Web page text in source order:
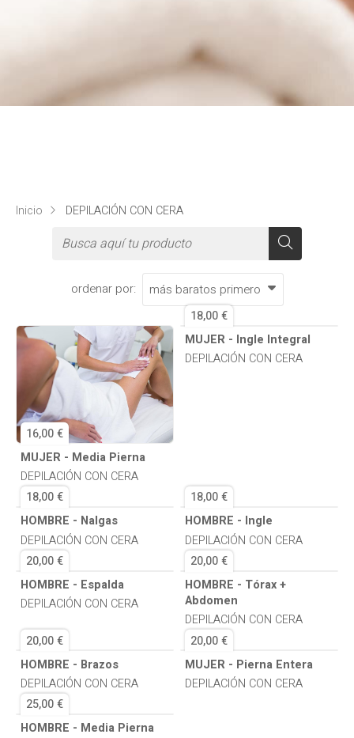
Inicio DEPILACIÓN CON CERA
ordenar por:
MUJER - Media Pierna
DEPILACIÓN CON CERA
16,00 €
MUJER - Ingle Integral
DEPILACIÓN CON CERA
18,00 €
HOMBRE - Nalgas
DEPILACIÓN CON CERA
18,00 €
HOMBRE - Ingle
DEPILACIÓN CON CERA
18,00 €
HOMBRE - Espalda
DEPILACIÓN CON CERA
20,00 €
HOMBRE - Tórax +
Abdomen
DEPILACIÓN CON CERA
20,00 €
HOMBRE - Brazos
DEPILACIÓN CON CERA
20,00 €
MUJER - Pierna Entera
DEPILACIÓN CON CERA
20,00 €
HOMBRE - Media Pierna
25,00 €